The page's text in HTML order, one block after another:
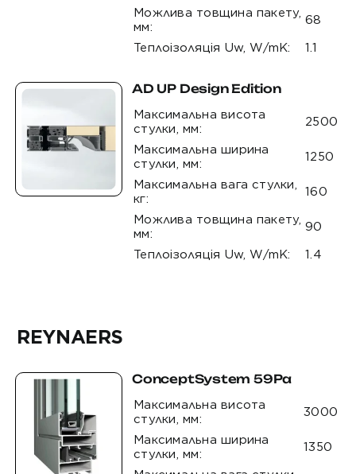
Можлива товщина пакету,
мм:
68
Теплоізоляція Uw, W/mK:
1.1
AD UP Design Edition
Максимальна висота
стулки, мм:
2500
Максимальна ширина
стулки, мм:
1250
Максимальна вага стулки,
кг:
160
Можлива товщина пакету,
мм:
90
Теплоізоляція Uw, W/mK:
1.4
REYNAERS
ConceptSystem 59Pa
Максимальна висота
стулки, мм:
3000
Максимальна ширина
стулки, мм:
1350